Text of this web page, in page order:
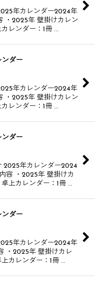
年カレンダー​ 2024年
・2025年 壁掛けカレン
レンダー：1冊 …
ンダー
年カレンダー​ 2024年
・2025年 壁掛けカレン
レンダー：1冊 …
ンダー
2025年カレンダー​ 2024
容 ・2025年 壁掛けカ
上カレンダー：1冊 …
ンダー
年カレンダー​ 2024年
・2025年 壁掛けカレ
カレンダー：1冊 …